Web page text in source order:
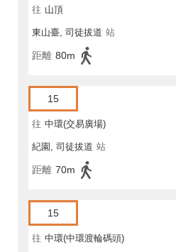
往 山頂
東山臺, 司徒拔道 站
距離 80m
15
往 中環(交易廣場)
紀園, 司徒拔道 站
距離 70m
15
往 中環(中環渡輪碼頭)